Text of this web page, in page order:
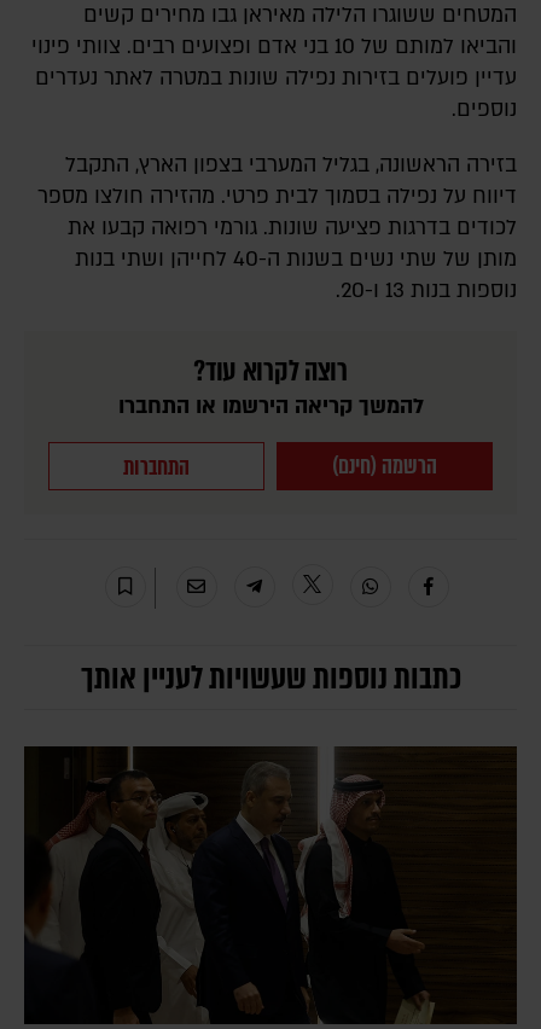
המטחים ששוגרו הלילה מאיראן גבו מחירים קשים
והביאו למותם של 10 בני אדם ופצועים רבים. צוותי פינוי
עדיין פועלים בזירות נפילה שונות במטרה לאתר נעדרים
נוספים.
בזירה הראשונה, בגליל המערבי בצפון הארץ, התקבל
דיווח על נפילה בסמוך לבית פרטי. מהזירה חולצו מספר
לכודים בדרגות פציעה שונות. גורמי רפואה קבעו את
מותן של שתי נשים בשנות ה-40 לחייהן ושתי בנות
נוספות בנות 13 ו-20.
רוצה לקרוא עוד?
להמשך קריאה הירשמו או התחברו
הרשמה (חינם) התחברות
כתבות נוספות שעשויות לעניין אותך